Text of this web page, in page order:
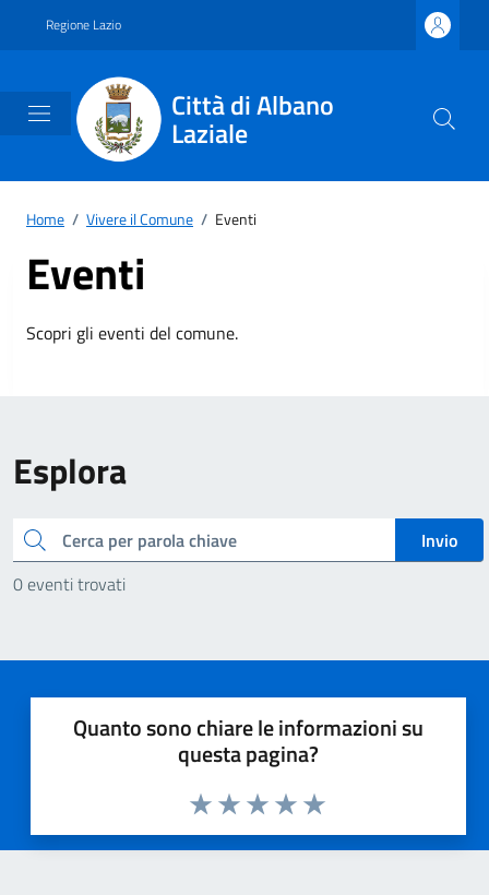
Regione Lazio
Città di Albano
Laziale
Home / Vivere il Comune / Eventi
Eventi
Scopri gli eventi del comune.
Esplora
Cerca
Invio
0 eventi trovati
Quanto sono chiare le informazioni su
questa pagina?
Valuta 5 stelle su 5
Valuta 4 stelle su 5
Valuta 3 stelle su 5
Valuta 2 stelle su 5
Valuta 1 stelle su 5